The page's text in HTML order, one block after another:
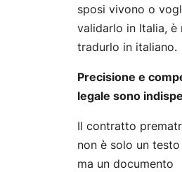
sposi vivono o
validarlo in Italia, è
tradurlo in italiano.
Precisione e
legale sono
Il contratto
non è solo un
ma un documento